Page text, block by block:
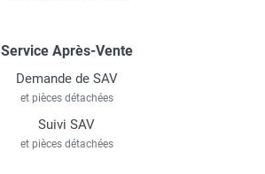
Service Après-Vente
Demande de SAV
et pièces détachées
Suivi SAV
et pièces détachées